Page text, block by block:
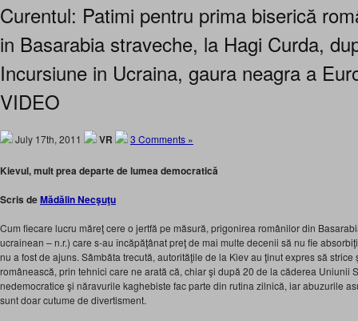
Curentul: Patimi pentru prima biserică
in Basarabia straveche, la Hagi Curda,
Incursiune in Ucraina, gaura neagra a
VIDEO
July 17th, 2011 VR 3 Comments »
Kievul, mult prea departe de lumea democratică
Scris deMădălin Necşuţu
Cum fiecare lucru măreţ cere o jertfă pe măsură, prigonirea românilor din
ucrainean – n.r.) care s-au încăpăţânat preţ de mai multe decenii să nu fie
nu a fost de ajuns. Sâmbăta trecută, autorităţile de la Kiev au ţinut expres să
românească, prin tehnici care ne arată că, chiar şi după 20 de la căderea Uniunii
nedemocratice şi năravurile kaghebiste fac parte din rutina zilnică, iar abuzurile
sunt doar cutume de divertisment.